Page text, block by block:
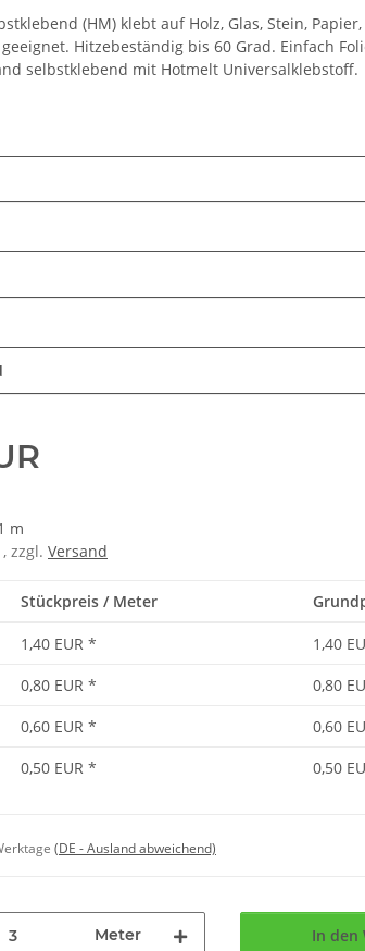
(HM) klebt auf Holz, Glas, Stein,
Hitzebeständig bis 60 Grad. Einfach
selbstklebend mit Hotmelt Universalklebstoff.
m
zzgl. Versand
Stückpreis / Meter
1,40 EUR *
1,40
0,80 EUR *
0,80
0,60 EUR *
0,60
0,50 EUR * 0,50
(DE - Ausland abweichend)
Meter In den